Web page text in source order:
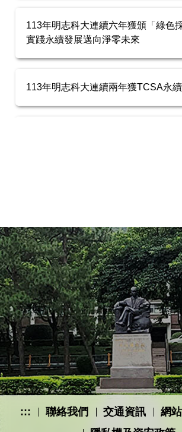
113年明志科大連續六年獲頒「綠色
實踐永續發展邁向淨零未來
113年明志科大連續兩年獲TCSA永
112年明志科技大學連續五年獲頒「
::: 聯絡我們 交通資訊
網